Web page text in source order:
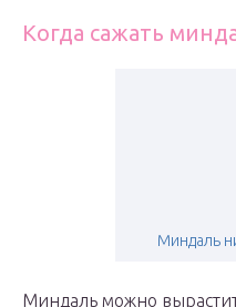
Когда сажать
Миндаль
Миндаль можно